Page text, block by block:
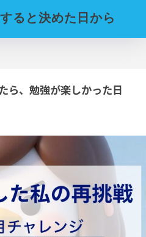
ると決めた日から
ら、勉強が楽しかった日